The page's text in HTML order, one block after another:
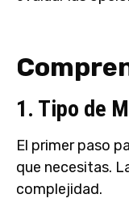
1. Tipo de
El primer paso
que necesitas.
complejidad.